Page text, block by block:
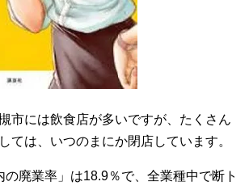
市には飲食店が多いですが、たくさん
ては、いつのまにか閉店しています。
廃業率」は18.9％で、全業種中で断ト